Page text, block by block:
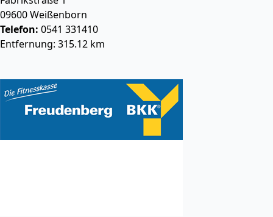
09600Weißenborn
Telefon: 0541 331410
Entfernung: 315.12 km